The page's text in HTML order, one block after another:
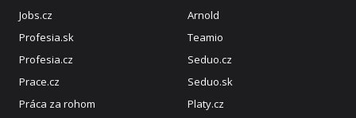
Jobs.cz
Profesia.sk
Profesia.cz
Prace.cz
Práca za rohom
Arnold
Teamio
Seduo.cz
Seduo.sk
Platy.cz